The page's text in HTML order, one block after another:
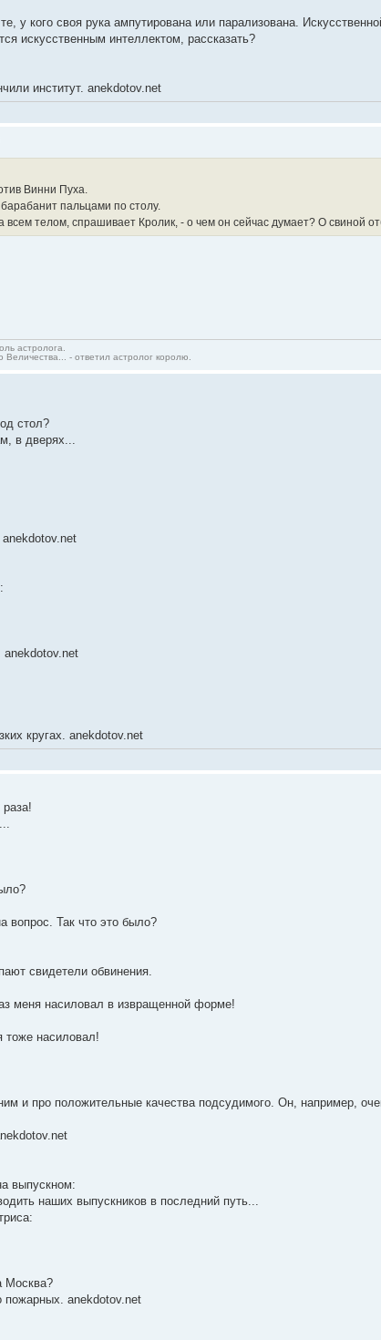
у кого своя рука ампутирована или парализована.
искусственным интеллектом, рассказать?
институт. anekdotov.net
Винни Пуха.
пальцами по столу.
телом, спрашивает Кролик, - о чем он сейчас думает? О свиной
астролога.
- ответил астролог королю.
стол?
в дверях...
кругах. anekdotov.net
вопрос. Так что это было?
свидетели обвинения.
меня насиловал в извращенной форме!
тоже насиловал!
и про положительные качества подсудимого. Он, например,
выпускном:
наших выпускников в последний путь...
Москва?
anekdotov.net